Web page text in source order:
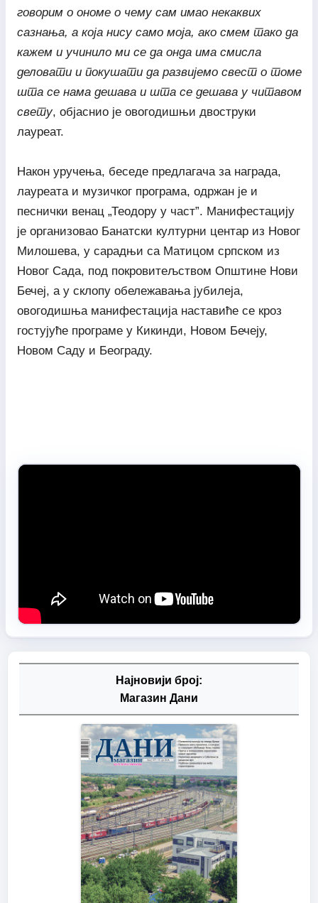
говорим о ономе о чему сам имао некаквих
сазнања, а која нису само моја, ако смем тако да
кажем и учинило ми се да онда има смисла
деловати и покушати да развијемо свест о томе
шта се нама дешава и шта се дешава у читавом
свету, објаснио је овогодишњи двоструки
лауреат.
Након уручења, беседе предлагача за награда,
лауреата и музичког програма, одржан је и
песнички венац „Теодору у част”. Манифестацију
је организовао Банатски културни центар из Новог
Милошева, у сарадњи са Матицом српском из
Новог Сада, под покровитељством Општине Нови
Бечеј, а у склопу обележавања јубилеја,
овогодишња манифестација наставиће се кроз
гостујуће програме у Кикинди, Новом Бечеју,
Новом Саду и Београду.
Најновији број:
Магазин Дани